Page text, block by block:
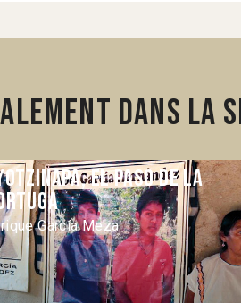
dans la
el paso de la
García Meza